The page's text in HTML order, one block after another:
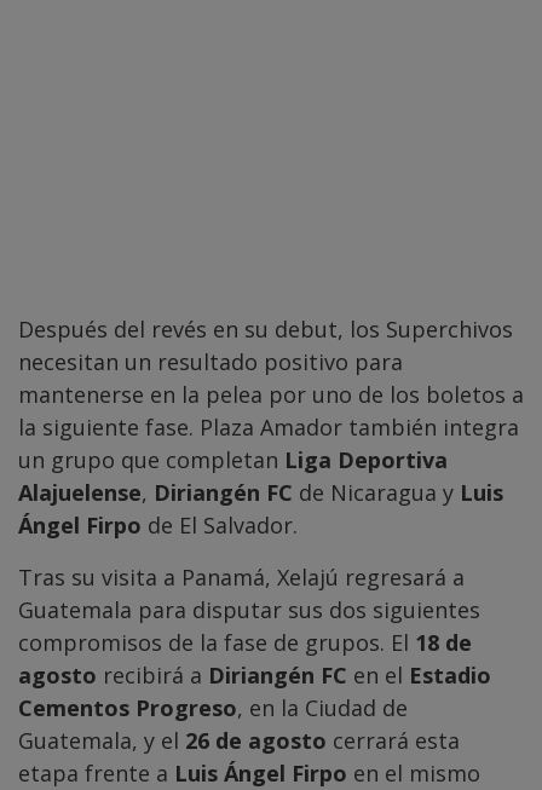
Después del revés en su debut, los Superchivos
necesitan un resultado positivo para
mantenerse en la pelea por uno de los boletos a
la siguiente fase. Plaza Amador también integra
un grupo que completan Liga Deportiva
Alajuelense, Diriangén FC de Nicaragua y Luis
Ángel Firpo de El Salvador.
Tras su visita a Panamá, Xelajú regresará a
Guatemala para disputar sus dos siguientes
compromisos de la fase de grupos. El 18 de
agosto recibirá a Diriangén FC en el Estadio
Cementos Progreso, en la Ciudad de
Guatemala, y el 26 de agosto cerrará esta
etapa frente a Luis Ángel Firpo en el mismo